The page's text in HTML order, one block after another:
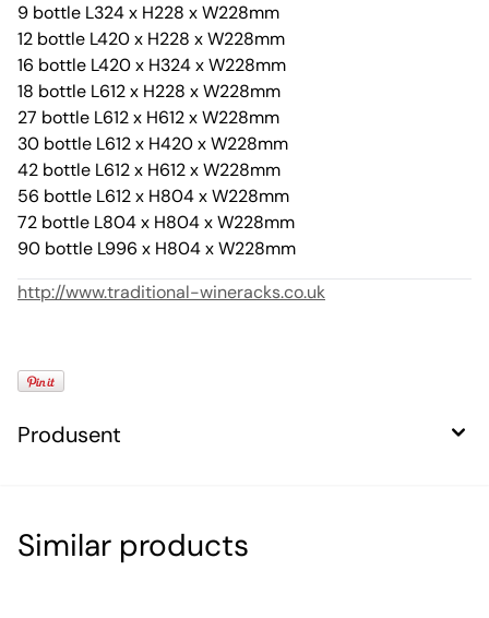
9 bottle L324 x H228 x W228mm
12 bottle L420 x H228 x W228mm
16 bottle L420 x H324 x W228mm
18 bottle L612 x H228 x W228mm
27 bottle L612 x H612 x W228mm
30 bottle L612 x H420 x W228mm
42 bottle L612 x H612 x W228mm
56 bottle L612 x H804 x W228mm
72 bottle L804 x H804 x W228mm
90 bottle L996 x H804 x W228mm
http://www.traditional-wineracks.co.uk
Produsent
Similar products